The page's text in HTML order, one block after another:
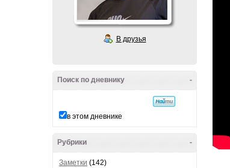
В друзья
-
Поиск по дневнику
в этом дневнике
-
Рубрики
Заметки (142)